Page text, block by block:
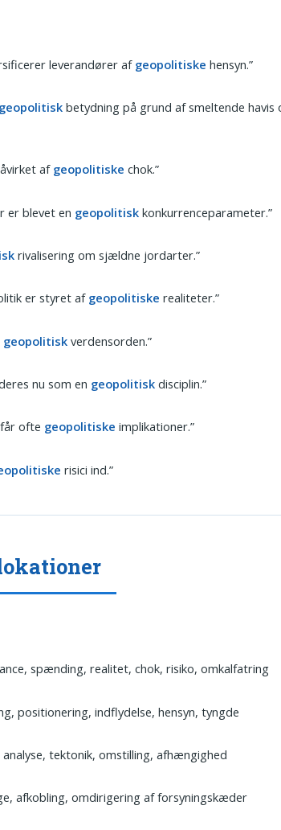
leverandører afgeopolitiske hensyn.”
geopolitisk betydning på grund af smeltende havis
afgeopolitiske chok.”
er blevet en geopolitisk konkurrenceparameter.”
rivalisering om sjældne jordarter.”
er styret af geopolitiske realiteter.”
geopolitisk verdensorden.”
nu som en geopolitisk disciplin.”
ofte geopolitiske implikationer.”
risici ind.”
spænding, realitet, chok, risiko, omkalfatring
positionering, indflydelse, hensyn, tyngde
tektonik, omstilling, afhængighed
afkobling, omdirigering af forsyningskæder